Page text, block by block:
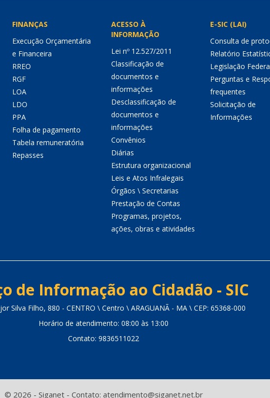
FINANÇAS
Execução Orçamentária
e Financeira
RREO
RGF
LOA
LDO
PPA
Folha de pagamento
Tabela remuneratória
Repasses
ACESSO À
INFORMAÇÃO
Lei nº 12.527/2011
Classificação de
documentos e
informações
Desclassificação de
documentos e
informações
Convênios
Diárias
Estrutura organizacional
Leis e Atos Infralegais
Órgãos \ Secretarias
Prestação de Contas
Programas, projetos,
ações, obras e atividades
E-SIC (LAI)
Consulta de
Relatório
Legislação
Perguntas e
frequentes
Solicitação de
Informações
de Informação ao Cidadão - SIC
Silva Filho, 880 - CENTRO \ Centro \ ARAGUANÃ - MA \ CEP: 65368-000
Horário de atendimento: 08:00 às 13:00
Contato: 9836511022
© 2026 - Siganet - Contato: atendimento@siganet.net.br